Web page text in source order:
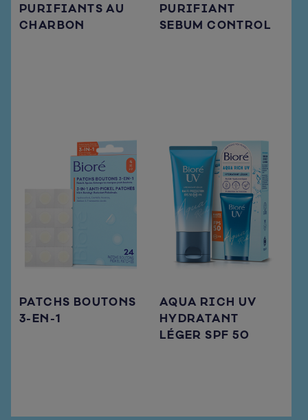
PURIFIANTS AU
CHARBON
PURIFIANT
SEBUM CONTROL
PATCHS BOUTONS
3-EN-1
AQUA RICH UV
HYDRATANT
LÉGER SPF 50